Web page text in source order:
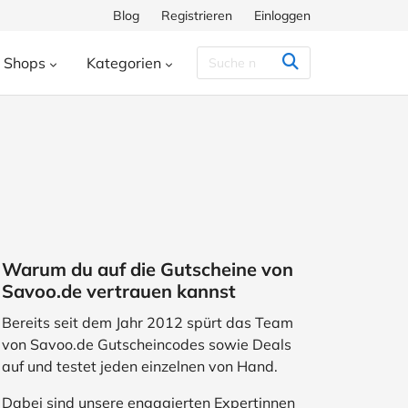
Blog Registrieren Einloggen
Shops
TUI WeightWatchers
Kategorien
Haustierbedarf
Sport Studenten
Wohnen & Garten
Warum du auf die Gutscheine von
Savoo.de vertrauen kannst
Bereits seit dem Jahr 2012 spürt das Team
von Savoo.de Gutscheincodes sowie Deals
auf und testet jeden einzelnen von Hand.
Dabei sind unsere engagierten Expertinnen